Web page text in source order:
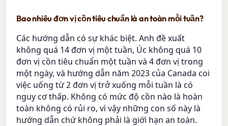
Bao nhiêu đơn vị cồn tiêu chuẩn là an toàn mỗi tuần?
Các hướng dẫn có sự khác biệt. Anh đề xuất
không quá 14 đơn vị một tuần, Úc không quá 10
đơn vị cồn tiêu chuẩn một tuần và 4 đơn vị trong
một ngày, và hướng dẫn năm 2023 của Canada coi
việc uống từ 2 đơn vị trở xuống mỗi tuần là có
nguy cơ thấp. Không có mức độ cồn nào là hoàn
toàn không có rủi ro, vì vậy những con số này là
hướng dẫn chứ không phải là giới hạn an toàn.